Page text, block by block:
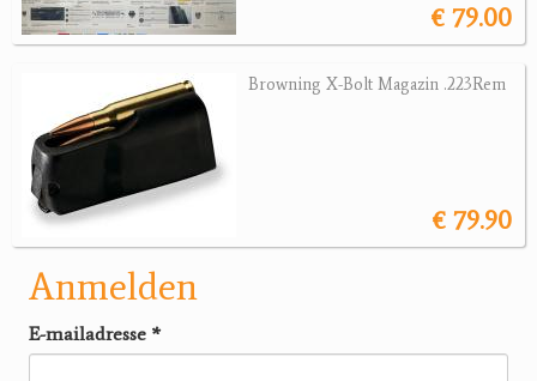
€ 79.00
Browning X-Bolt Magazin .223Rem
€ 79.90
Anmelden
E-mailadresse *